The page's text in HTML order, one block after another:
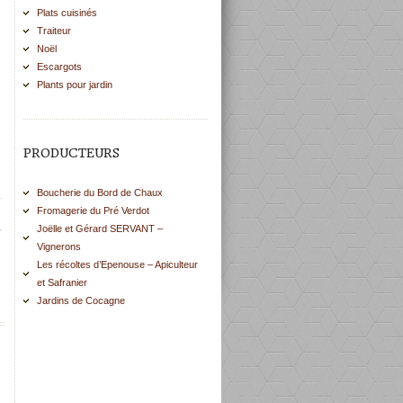
Plats cuisinés
Traiteur
Noël
Escargots
Plants pour jardin
PRODUCTEURS
Boucherie du Bord de Chaux
Fromagerie du Pré Verdot
Joëlle et Gérard SERVANT –
Vignerons
Les récoltes d’Epenouse – Apiculteur
et Safranier
Jardins de Cocagne